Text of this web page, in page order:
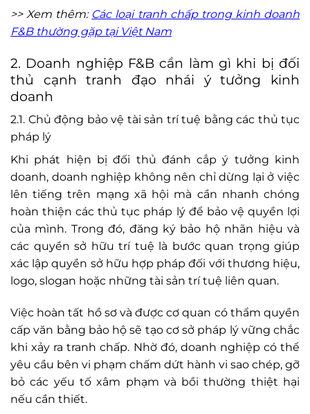
>> Xem thêm: Các loại tranh chấp trong kinh doanh
F&B thường gặp tại Việt Nam
2. Doanh nghiệp F&B cần làm gì khi bị đối
thủ cạnh tranh đạo nhái ý tưởng kinh
doanh
2.1. Chủ động bảo vệ tài sản trí tuệ bằng các thủ tục
pháp lý
Khi phát hiện bị đối thủ đánh cắp ý tưởng kinh
doanh, doanh nghiệp không nên chỉ dừng lại ở việc
lên tiếng trên mạng xã hội mà cần nhanh chóng
hoàn thiện các thủ tục pháp lý để bảo vệ quyền lợi
của mình. Trong đó, đăng ký bảo hộ nhãn hiệu và
các quyền sở hữu trí tuệ là bước quan trọng giúp
xác lập quyền sở hữu hợp pháp đối với thương hiệu,
logo, slogan hoặc những tài sản trí tuệ liên quan.
Việc hoàn tất hồ sơ và được cơ quan có thẩm quyền
cấp văn bằng bảo hộ sẽ tạo cơ sở pháp lý vững chắc
khi xảy ra tranh chấp. Nhờ đó, doanh nghiệp có thể
yêu cầu bên vi phạm chấm dứt hành vi sao chép, gỡ
bỏ các yếu tố xâm phạm và bồi thường thiệt hại
nếu cần thiết.